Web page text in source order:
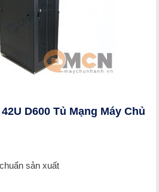
D600 Tủ Mạng Máy Chủ
sản xuất